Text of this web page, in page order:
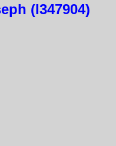
(I347904)